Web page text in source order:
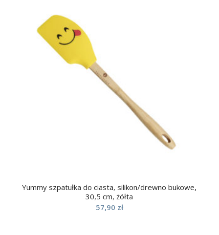
Yummy szpatułka do ciasta, silikon/drewno bukowe,
30,5 cm, żółta
57,90 zł